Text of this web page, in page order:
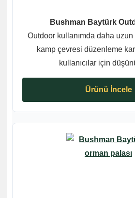
Bushman Baytürk
Outdoor kullanımda daha
kamp çevresi düzenleme
kullanıcılar için
Ürünü İncele